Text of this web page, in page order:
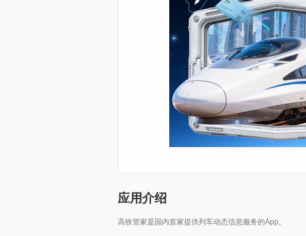
应用介绍
高铁管家是国内首家提供列车动态信息服务的App。